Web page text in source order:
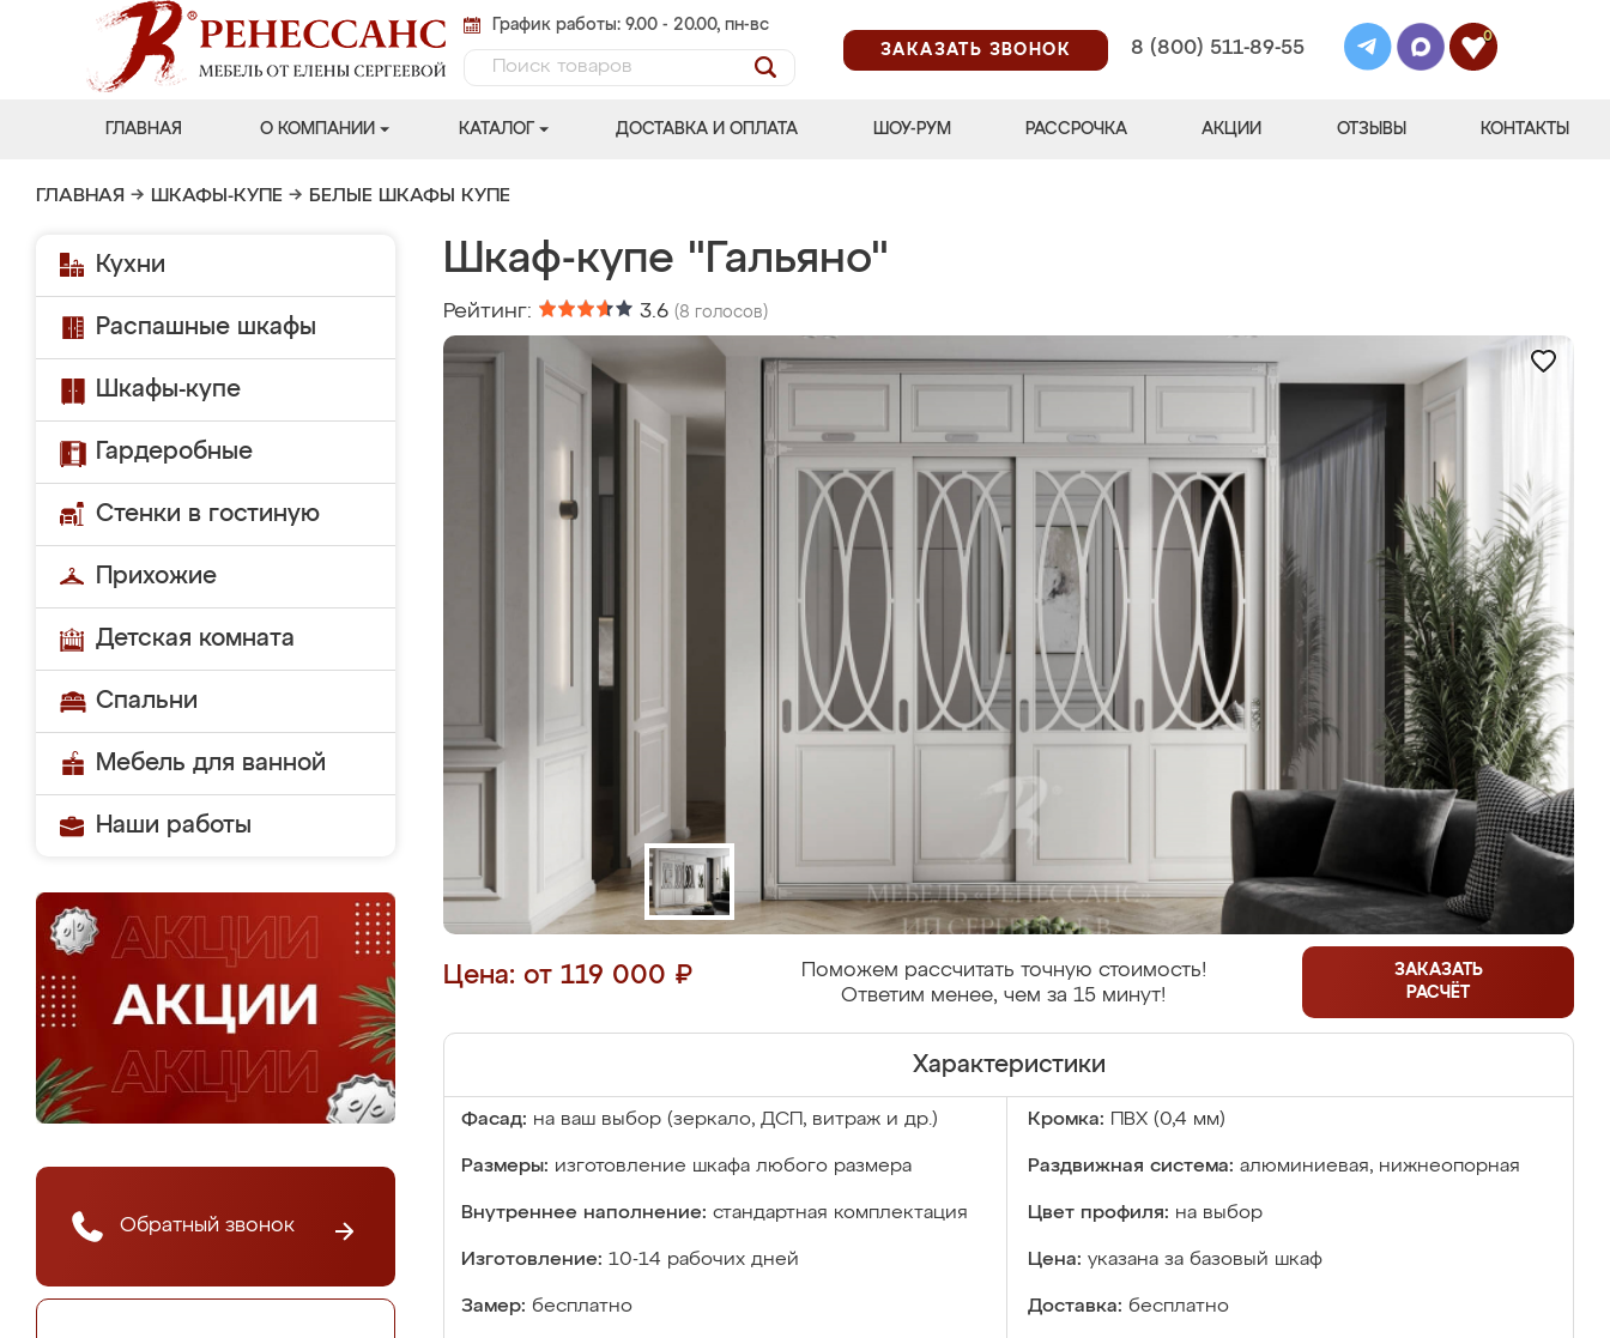
График работы: 9.00 - 20.00, пн-вс
ЗАКАЗАТЬ ЗВОНОК
8 (800) 511-89-55
0
ГЛАВНАЯ О КОМПАНИИ КАТАЛОГ ДОСТАВКА И ОПЛАТА ШОУ-РУМ РАССРОЧКА АКЦИИ ОТЗЫВЫ КОНТАКТЫ
ГЛАВНАЯ → ШКАФЫ-КУПЕ → БЕЛЫЕ ШКАФЫ КУПЕ
Кухни
Распашные шкафы
Шкафы-купе
Гардеробные
Стенки в гостиную
Прихожие
Детская комната
Спальни
Мебель для ванной
Наши работы
Обратный звонок
Шкаф-купе "Гальяно"
Рейтинг: 3.6 (8 голосов)
Цена: от 119 000 ₽
Поможем рассчитать точную стоимость!
Ответим менее, чем за 15 минут!
ЗАКАЗАТЬ
РАСЧЁТ
Характеристики
Фасад: на ваш выбор (зеркало, ДСП, витраж и др.) Кромка: ПВХ (0,4 мм)
Размеры: изготовление шкафа любого размера Раздвижная система: алюминиевая, нижнеопорная
Внутреннее наполнение: стандартная комплектация Цвет профиля: на выбор
Изготовление: 10-14 рабочих дней Цена: указана за базовый шкаф
Замер: бесплатно Доставка: бесплатно